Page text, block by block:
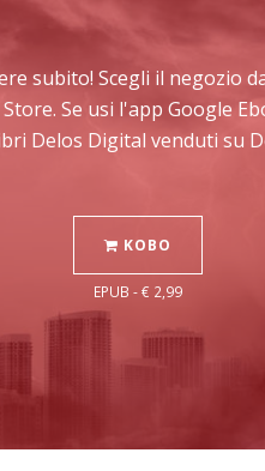
subito! Scegli il negozio
Se usi l'app Google
Delos Digital venduti su
KOBO
EPUB - € 2,99